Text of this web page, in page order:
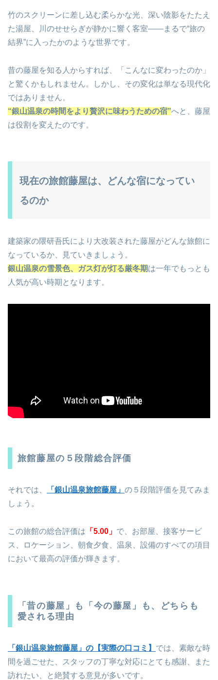
竹のスクリーンに差し込む柔らかな光、深い陰影をたたえ
た湯屋、川のせせらぎが静かに響く客室――まるで“旅の
結界”に入ったかのような世界です。
昔の藤屋を知る人からすれば、「こんなに変わったのか」
と驚くかもしれません。しかし、その変化は単なる現代化
ではありません。
“銀山温泉の時間をより贅沢に味わうための宿”へと、藤屋
は役割を変えたのです。
現在の旅館藤屋は、どんな宿になってい
るのか
建築家の隈研吾氏により大改装された藤屋がどんな旅館に
なっているか、見ていきましょう。
銀山温泉の雪景色、ガス灯が灯る厳冬期は一年でもっとも
人気が高い時期となります。
旅館藤屋の５段階総合評価
それでは、 「銀山温泉旅館藤屋」 の５段階評価を見てみま
しょう。
この旅館の総合評価は 「5.00」 で、お部屋、接客サービ
ス、ロケーション、朝食夕食、温泉、設備のすべての項目
において最高の評価が輝きます。
「昔の藤屋」も「今の藤屋」も、どちらも
愛される理由
「銀山温泉旅館藤屋」の【実際の口コミ】 では、素敵な時
間を過ごせた、スタッフの丁寧な対応にとても感謝、また
訪れたい、と絶賛する意見が多いです。